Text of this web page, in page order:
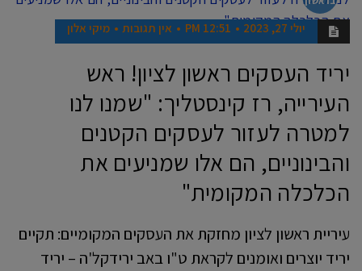
יולי 27, 2023 12:51 PM אין תגובות מיקי אלון
יריד העסקים ראשון לציון! ראש
העירייה, רז קינסטליך: "שמנו לנו
למטרה לעזור לעסקים הקטנים
והבינוניים, הם אלו שמניעים את
הכלכלה המקומית"
עיריית ראשון לציון מחזקת את העסקים המקומיים: תקיים
יריד יוצרים ואומנים לקראת ט"ו באב ירידקל'ה – יריד